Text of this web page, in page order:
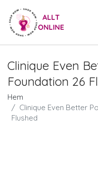
Clinique Even
Foundation 26
Hem
Clinique Even Better
Flushed